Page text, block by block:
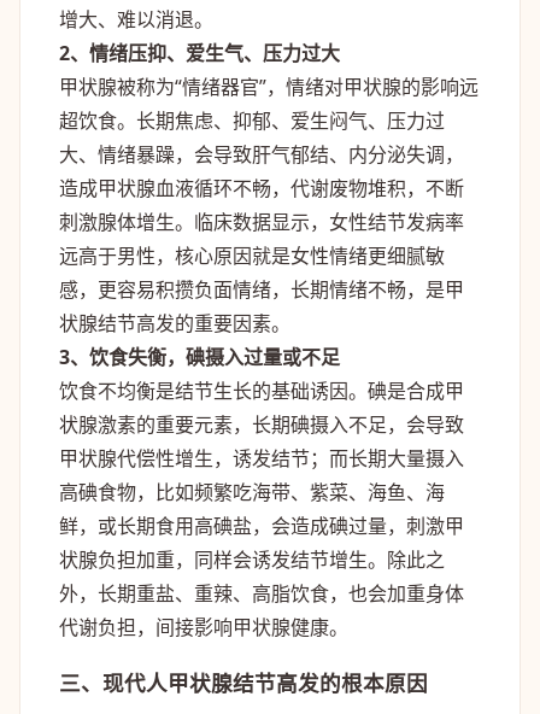
增大、难以消退。
2、情绪压抑、爱生气、压力过大
甲状腺被称为“情绪器官”，情绪对甲状腺的影响远
超饮食。长期焦虑、抑郁、爱生闷气、压力过
大、情绪暴躁，会导致肝气郁结、内分泌失调，
造成甲状腺血液循环不畅，代谢废物堆积，不断
刺激腺体增生。临床数据显示，女性结节发病率
远高于男性，核心原因就是女性情绪更细腻敏
感，更容易积攒负面情绪，长期情绪不畅，是甲
状腺结节高发的重要因素。
3、饮食失衡，碘摄入过量或不足
饮食不均衡是结节生长的基础诱因。碘是合成甲
状腺激素的重要元素，长期碘摄入不足，会导致
甲状腺代偿性增生，诱发结节；而长期大量摄入
高碘食物，比如频繁吃海带、紫菜、海鱼、海
鲜，或长期食用高碘盐，会造成碘过量，刺激甲
状腺负担加重，同样会诱发结节增生。除此之
外，长期重盐、重辣、高脂饮食，也会加重身体
代谢负担，间接影响甲状腺健康。
三、现代人甲状腺结节高发的根本原因